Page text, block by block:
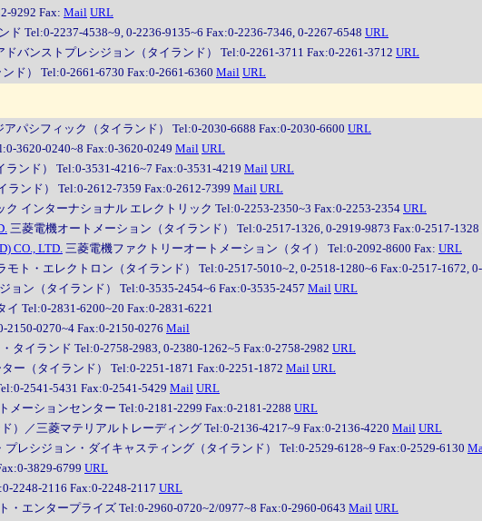
9292 Fax: Mail URL
ド Tel:0-2237-4538~9, 0-2236-9135~6 Fax:0-2236-7346, 0-2267-6548 URL
ドバンストプレシジョン（タイランド） Tel:0-2261-3711 Fax:0-2261-3712 URL
ド） Tel:0-2661-6730 Fax:0-2661-6360 Mail URL
パシフィック（タイランド） Tel:0-2030-6688 Fax:0-2030-6600 URL
3620-0240~8 Fax:0-3620-0249 Mail URL
ンド） Tel:0-3531-4216~7 Fax:0-3531-4219 Mail URL
ランド） Tel:0-2612-7359 Fax:0-2612-7399 Mail URL
ク インターナショナル エレクトリック Tel:0-2253-2350~3 Fax:0-2253-2354 URL
三菱電機オートメーション（タイランド） Tel:0-2517-1326, 0-2919-9873 Fax:0-2517-1328
CO., LTD. 三菱電機ファクトリーオートメーション（タイ） Tel:0-2092-8600 Fax: URL
モト・エレクトロン（タイランド） Tel:0-2517-5010~2, 0-2518-1280~6 Fax:0-2517-1672,
ョン（タイランド） Tel:0-3535-2454~6 Fax:0-3535-2457 Mail URL
Tel:0-2831-6200~20 Fax:0-2831-6221
0270~4 Fax:0-2150-0276 Mail
タイランド Tel:0-2758-2983, 0-2380-1262~5 Fax:0-2758-2982 URL
ー（タイランド） Tel:0-2251-1871 Fax:0-2251-1872 Mail URL
2541-5431 Fax:0-2541-5429 Mail URL
メーションセンター Tel:0-2181-2299 Fax:0-2181-2288 URL
）／三菱マテリアルトレーディング Tel:0-2136-4217~9 Fax:0-2136-4220 Mail URL
プレシジョン・ダイキャスティング（タイランド） Tel:0-2529-6128~9 Fax:0-2529-6130
3829-6799 URL
2248-2116 Fax:0-2248-2117 URL
・エンタープライズ Tel:0-2960-0720~2/0977~8 Fax:0-2960-0643 Mail URL